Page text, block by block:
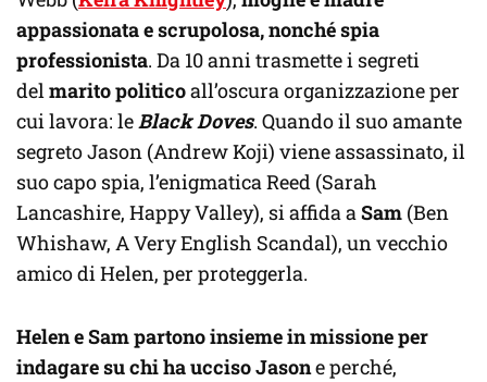
appassionata e scrupolosa, nonché spia
professionista. Da 10 anni trasmette i segreti
delmarito politicoall’oscura organizzazione per
cui lavora: leBlack Doves. Quando il suo amante
segreto Jason (Andrew Koji) viene assassinato, il
suo capo spia, l’enigmatica Reed (Sarah
Lancashire, Happy Valley), si affida aSam (Ben
Whishaw, A Very English Scandal), un vecchio
amico di Helen, per proteggerla.
Helen e Sam partono insieme in missione per
indagare su chi ha ucciso Jasone perché,